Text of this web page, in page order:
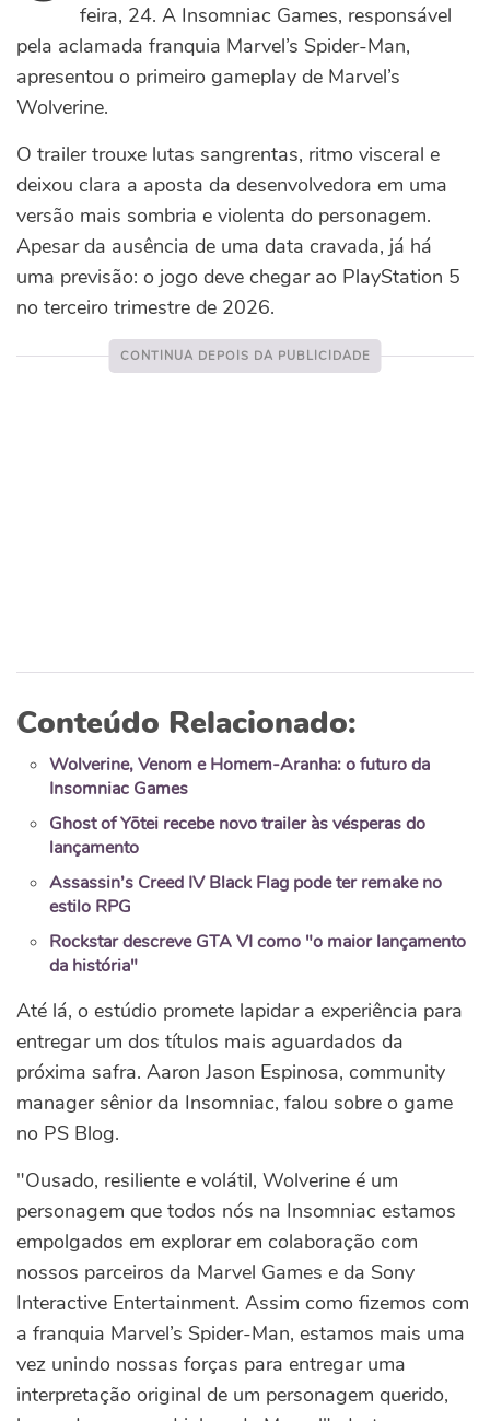
feira, 24. A Insomniac Games, responsável
pela aclamada franquia Marvel’s Spider-Man,
apresentou o primeiro gameplay de Marvel’s
Wolverine.
O trailer trouxe lutas sangrentas, ritmo visceral e
deixou clara a aposta da desenvolvedora em uma
versão mais sombria e violenta do personagem.
Apesar da ausência de uma data cravada, já há
uma previsão: o jogo deve chegar ao PlayStation 5
no terceiro trimestre de 2026.
Conteúdo Relacionado:
Wolverine, Venom e Homem-Aranha: o futuro da
Insomniac Games
Ghost of Yōtei recebe novo trailer às vésperas do
lançamento
Assassin’s Creed IV Black Flag pode ter remake no
estilo RPG
Rockstar descreve GTA VI como "o maior lançamento
da história"
Até lá, o estúdio promete lapidar a experiência para
entregar um dos títulos mais aguardados da
próxima safra. Aaron Jason Espinosa, community
manager sênior da Insomniac, falou sobre o game
no PS Blog.
"Ousado, resiliente e volátil, Wolverine é um
personagem que todos nós na Insomniac estamos
empolgados em explorar em colaboração com
nossos parceiros da Marvel Games e da Sony
Interactive Entertainment. Assim como fizemos com
a franquia Marvel’s Spider-Man, estamos mais uma
vez unindo nossas forças para entregar uma
interpretação original de um personagem querido,